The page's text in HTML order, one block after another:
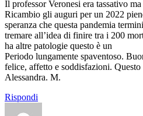
Il professor Veronesi era tassativo
Ricambio gli auguri per un 2022
speranza che questa pandemia
tremare all’idea di finire tra i 200
ha altre patologie questo è un
Periodo lungamente spaventoso.
felice, affetto e soddisfazioni.
Alessandra. M.
Rispondi